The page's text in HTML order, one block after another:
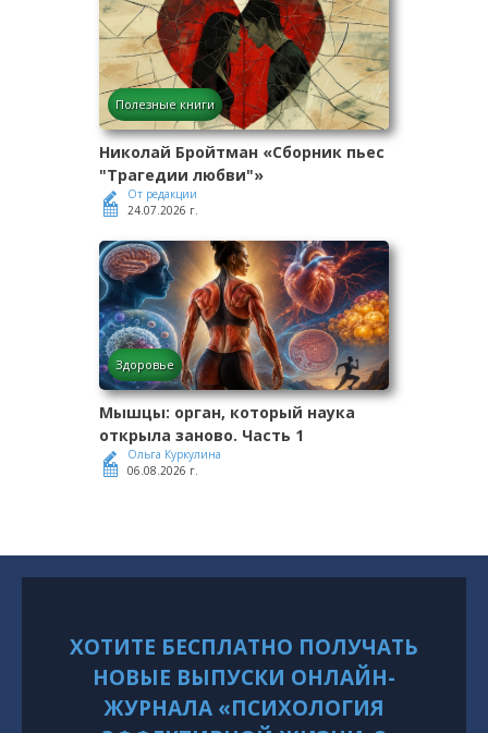
Полезные книги
Николай Бройтман «Сборник пьес
"Трагедии любви"»
От редакции
24.07.2026 г.
Здоровье
Мышцы: орган, который наука
открыла заново. Часть 1
Ольга Куркулина
06.08.2026 г.
ХОТИТЕ БЕСПЛАТНО ПОЛУЧАТЬ
НОВЫЕ ВЫПУСКИ ОНЛАЙН-
ЖУРНАЛА «ПСИХОЛОГИЯ